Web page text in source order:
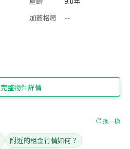
加蓋格局
--
完整物件詳情
換一換
附近的租金行情如何？